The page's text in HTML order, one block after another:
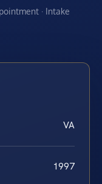
· Intake
VA
1997